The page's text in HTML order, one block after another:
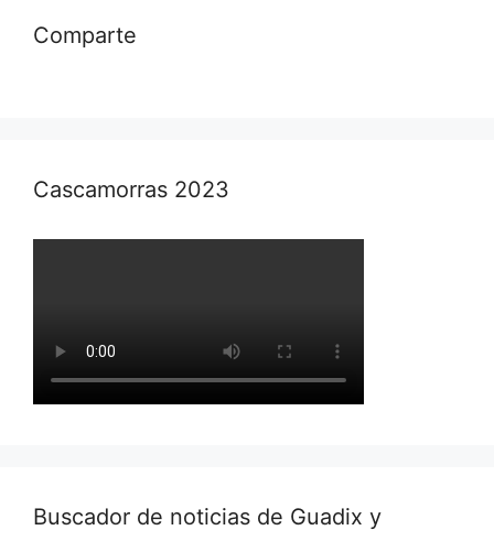
Comparte
Cascamorras 2023
Buscador de noticias de Guadix y